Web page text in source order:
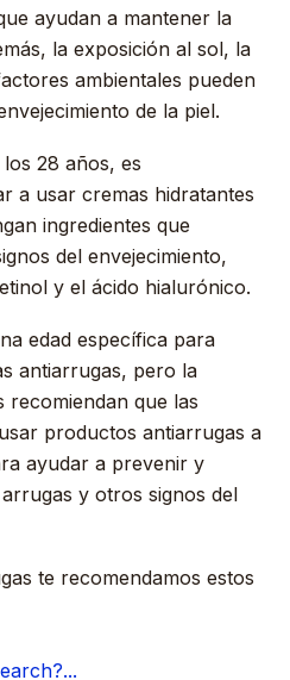
ayudan a mantener la
la exposición al sol, la
ambientales pueden
de la piel.
28 años, es
a usar cremas hidratantes
ingredientes que
del envejecimiento,
y el ácido hialurónico.
edad específica para
antiarrugas, pero la
recomiendan que las
productos antiarrugas a
ayudar a prevenir y
y otros signos del
te recomendamos estos